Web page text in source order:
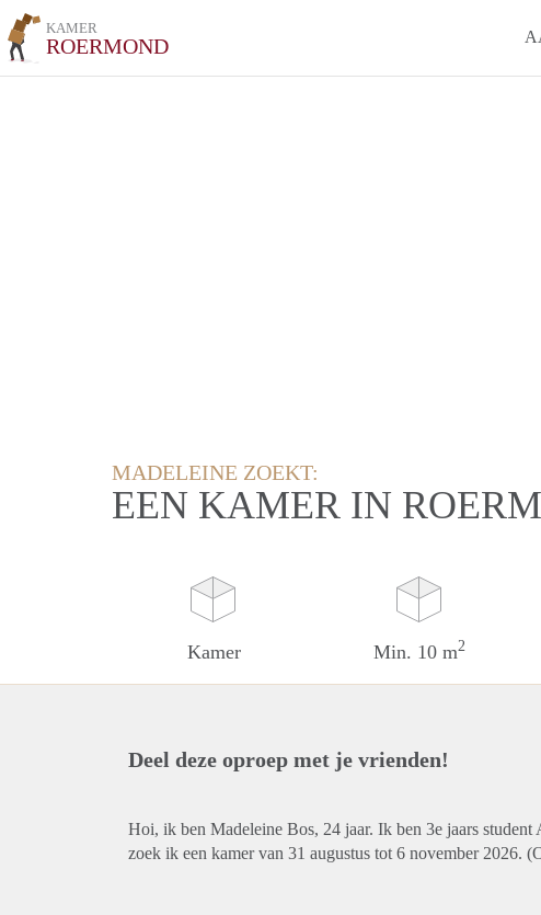
KAMER
ROERMOND
MADELEINE ZOEKT:
EEN KAMER IN
Kamer Min. 10 m2
Deel deze oproep met je vrienden!
Hoi, ik ben Madeleine Bos, 24 jaar. Ik ben 3e jaars
zoek ik een kamer van 31 augustus tot 6 november 2026.